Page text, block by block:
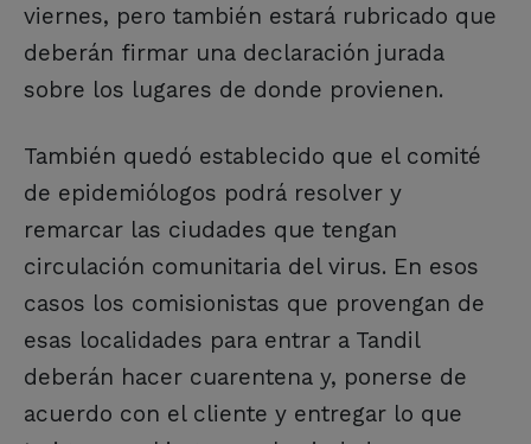
viernes, pero también estará rubricado que
deberán firmar una declaración jurada
sobre los lugares de donde provienen.
También quedó establecido que el comité
de epidemiólogos podrá resolver y
remarcar las ciudades que tengan
circulación comunitaria del virus. En esos
casos los comisionistas que provengan de
esas localidades para entrar a Tandil
deberán hacer cuarentena y, ponerse de
acuerdo con el cliente y entregar lo que